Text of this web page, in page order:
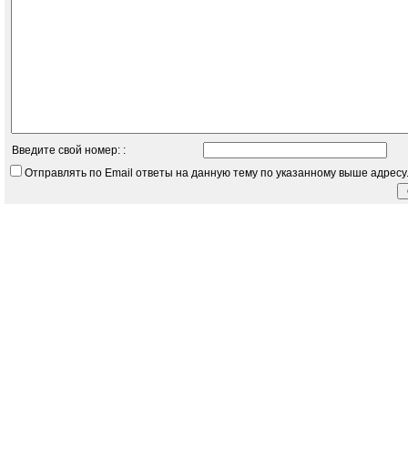
Введите свой номер: :
Отправлять по Email ответы на данную тему по указанному выше адресу.